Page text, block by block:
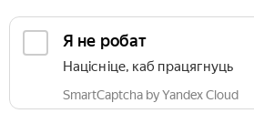
Я не робат
Націсніце, каб працягнуць
SmartCaptcha by Yandex Cloud